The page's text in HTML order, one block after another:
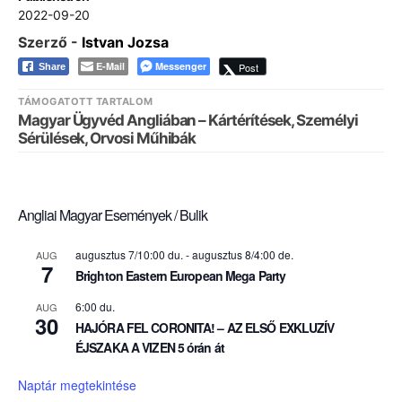
2022-09-20
Szerző - Istvan Jozsa
Share E-Mail Messenger Post
TÁMOGATOTT TARTALOM
Magyar Ügyvéd Angliában – Kártérítések, Személyi
Sérülések, Orvosi Műhibák
Angliai Magyar Események / Bulik
AUG
7
augusztus 7/10:00 du. -augusztus 8/4:00 de.
Brighton Eastern European Mega Party
AUG
30
6:00 du.
HAJÓRA FEL CORONITA! – AZ ELSŐ EXKLUZÍV
ÉJSZAKA A VIZEN 5 órán át
Naptár megtekintése